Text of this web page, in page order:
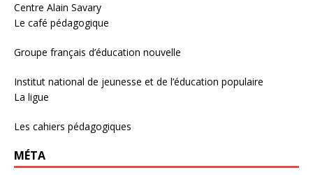
Centre Alain Savary
Le café pédagogique
Groupe français d’éducation nouvelle
Institut national de jeunesse et de l’éducation populaire
La ligue
Les cahiers pédagogiques
MÉTA